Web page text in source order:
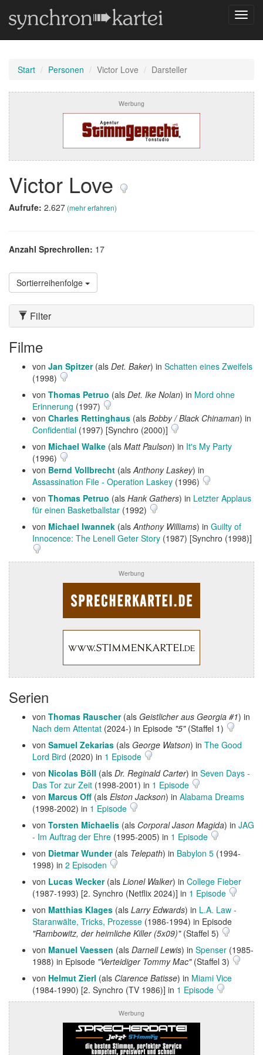
Start Personen Victor Love Darsteller
Werbung
Victor Love
Aufrufe: 2.627(mehr erfahren)
Anzahl Sprechrollen: 17
Sortierreihenfolge
Filter
Filme
von Jan Spitzer(als Det. Baker) in Schatten eines Zweifels
(1998)
von Thomas Petruo (als Det. Ike Nolan) in Mord ohne
Erinnerung (1997)
von Charles Rettinghaus (als Bobby / Black Chinaman) in
Confidential (1997) [Synchro (2000)]
von Michael Walke (als Matt Paulson) in It's My Party
(1996)
von Bernd Vollbrecht (alsAnthony Laskey) in
Assassination File - Operation Laskey (1996)
von Thomas Petruo (als Hank Gathers) in Letzter Applaus
für einen Basketballstar (1992)
von Michael Iwannek (alsAnthony Williams) in Guilty of
Innocence: The Lenell Geter Story (1987) [Synchro (1998)]
Werbung
Serien
von Thomas Rauscher(als Geistlicher aus Georgia #1) in
Nach dem Attentat (2024-) in Episode "5"(Staffel 1)
von Samuel Zekarias (als George Watson) in The Good
Lord Bird (2020) in 1 Episode
von Nicolas Böll (als Dr. Reginald Carter) in Seven Days -
Das Tor zur Zeit (1998-2001) in 1 Episode
von Marcus Off (als Elston Jackson) in Alabama Dreams
(1998-2002) in 1 Episode
von Torsten Michaelis (als Corporal Jason Magida) in JAG
- Im Auftrag der Ehre (1995-2005) in 1 Episode
von Dietmar Wunder(als Telepath) in Babylon 5 (1994-
1998) in 2 Episoden
von Lucas Wecker(als Lionel Walker) in College Fieber
(1987-1993) [2. Synchro (Netflix 2024)] in 1 Episode
von Matthias Klages (als Larry Edwards) in L.A. Law -
Staranwälte, Tricks, Prozesse (1986-1994) in Episode
"Rambowitz, der heimliche Killer (5x09)"(Staffel 5)
von Manuel Vaessen (als Darnell Lewis) in Spenser (1985-
1988) in Episode "Verteidiger Tommy Mac"(Staffel 3)
von Helmut Zierl (als Clarence Batisse) in Miami Vice
(1984-1990) [2. Synchro (TV 1986)] in 1 Episode
Werbung